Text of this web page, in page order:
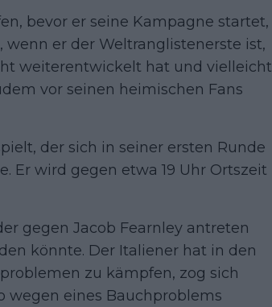
bevor er seine Kampagne startet,
er der Weltranglistenerste ist,
weiterentwickelt hat und vielleicht
vor seinen heimischen Fans
der sich in seiner ersten Runde
Er wird gegen etwa 19 Uhr Ortszeit
gegen Jacob Fearnley antreten
könnte. Der Italiener hat in den
zu kämpfen, zog sich
wegen eines Bauchproblems